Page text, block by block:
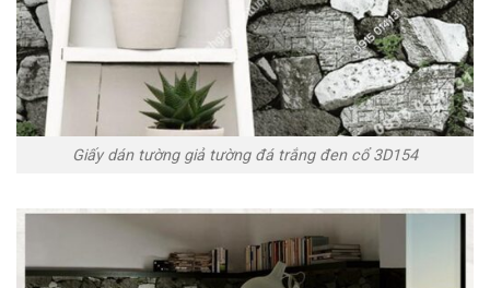
Giấy dán tường giả tường đá trắng đen cổ 3D154